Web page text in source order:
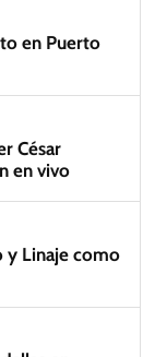
en Puerto
César
en vivo
y Linaje como